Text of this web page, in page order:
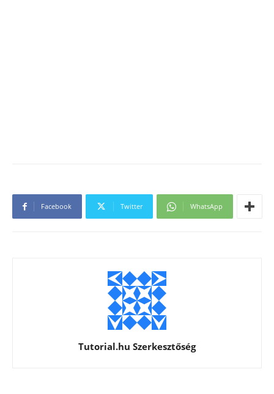
Facebook Twitter WhatsApp
Tutorial.hu Szerkesztőség